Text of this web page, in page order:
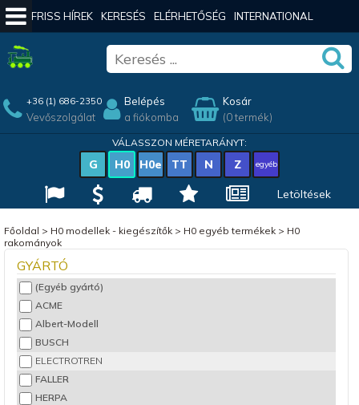
FRISS HÍREK KERESÉS ELÉRHETŐSÉG INTERNATIONAL
+36 (1) 686-2350
Vevőszolgálat
Belépés
a fiókomba
Kosár
(0 termék)
VÁLASSZON MÉRETARÁNYT:
G H0 H0e TT N Z egyéb
Letöltések
Főoldal > H0 modellek - kiegészítők> H0 egyéb termékek> H0
rakományok
GYÁRTÓ
(Egyéb gyártó)
ACME
Albert-Modell
BUSCH
ELECTROTREN
FALLER
HERPA